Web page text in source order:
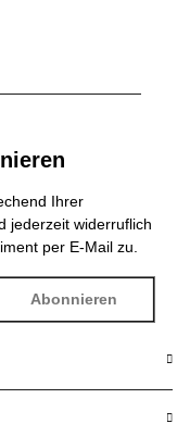
Ihrer
jederzeit widerruflich
per E-Mail zu.
Abonnieren